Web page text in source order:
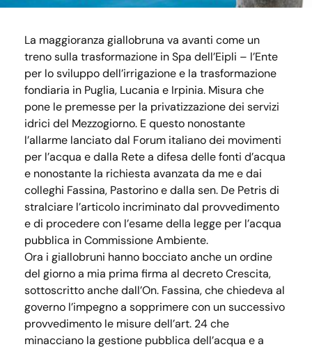
La maggioranza giallobruna va avanti come un
treno sulla trasformazione in Spa dell’Eipli – l’Ente
per lo sviluppo dell’irrigazione e la trasformazione
fondiaria in Puglia, Lucania e Irpinia. Misura che
pone le premesse per la privatizzazione dei servizi
idrici del Mezzogiorno. E questo nonostante
l’allarme lanciato dal Forum italiano dei movimenti
per l’acqua e dalla Rete a difesa delle fonti d’acqua
e nonostante la richiesta avanzata da me e dai
colleghi Fassina, Pastorino e dalla sen. De Petris di
stralciare l’articolo incriminato dal provvedimento
e di procedere con l’esame della legge per l’acqua
pubblica in Commissione Ambiente.
Ora i giallobruni hanno bocciato anche un ordine
del giorno a mia prima firma al decreto Crescita,
sottoscritto anche dall’On. Fassina, che chiedeva al
governo l’impegno a sopprimere con un successivo
provvedimento le misure dell’art. 24 che
minacciano la gestione pubblica dell’acqua e a